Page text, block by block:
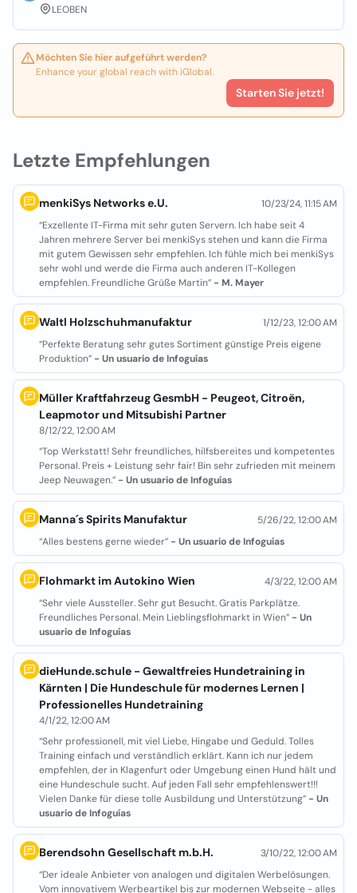
LEOBEN
Möchten Sie hier aufgeführt werden?
Enhance your global reach with iGlobal.
Starten Sie jetzt!
Letzte Empfehlungen
menkiSys Networks e.U.
10/23/24, 11:15 AM
“Exzellente IT-Firma mit sehr guten Servern. Ich habe seit 4
Jahren mehrere Server bei menkiSys stehen und kann die Firma
mit gutem Gewissen sehr empfehlen. Ich fühle mich bei menkiSys
sehr wohl und werde die Firma auch anderen IT-Kollegen
empfehlen. Freundliche Grüße Martin” - M. Mayer
Waltl Holzschuhmanufaktur
1/12/23, 12:00 AM
“Perfekte Beratung sehr gutes Sortiment günstige Preis eigene
Produktion” - Un usuario de Infoguías
Müller Kraftfahrzeug GesmbH - Peugeot, Citroën,
Leapmotor und Mitsubishi Partner
8/12/22, 12:00 AM
“Top Werkstatt! Sehr freundliches, hilfsbereites und kompetentes
Personal. Preis + Leistung sehr fair! Bin sehr zufrieden mit meinem
Jeep Neuwagen.” - Un usuario de Infoguías
Manna´s Spirits Manufaktur
5/26/22, 12:00 AM
“Alles bestens gerne wieder” - Un usuario de Infoguías
Flohmarkt im Autokino Wien
4/3/22, 12:00 AM
“Sehr viele Aussteller. Sehr gut Besucht. Gratis Parkplätze.
Freundliches Personal. Mein Lieblingsflohmarkt in Wien” - Un
usuario de Infoguías
dieHunde.schule - Gewaltfreies Hundetraining in
Kärnten | Die Hundeschule für modernes Lernen |
Professionelles Hundetraining
4/1/22, 12:00 AM
“Sehr professionell, mit viel Liebe, Hingabe und Geduld. Tolles
Training einfach und verständlich erklärt. Kann ich nur jedem
empfehlen, der in Klagenfurt oder Umgebung einen Hund hält und
eine Hundeschule sucht. Auf jeden Fall sehr empfehlenswert!!!
Vielen Danke für diese tolle Ausbildung und Unterstützung” - Un
usuario de Infoguías
Berendsohn Gesellschaft m.b.H.
3/10/22, 12:00 AM
“Der ideale Anbieter von analogen und digitalen Werbelösungen.
Vom innovativem Werbeartikel bis zur modernen Webseite - alles